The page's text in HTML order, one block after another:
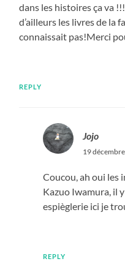
dans les histoires ça va
d’ailleurs les livres de la
connaissait pas!Merci
REPLY
Jojo
19
Coucou, ah oui les
Kazuo Iwamura, il
espièglerie ici je
REPLY